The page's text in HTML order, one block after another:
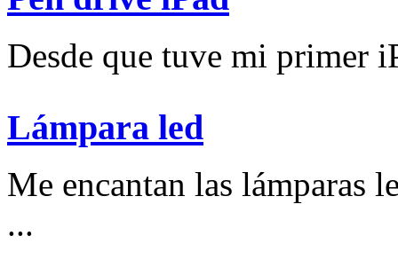
Desde que tuve mi primer
Lámpara led
Me encantan las lámparas
...